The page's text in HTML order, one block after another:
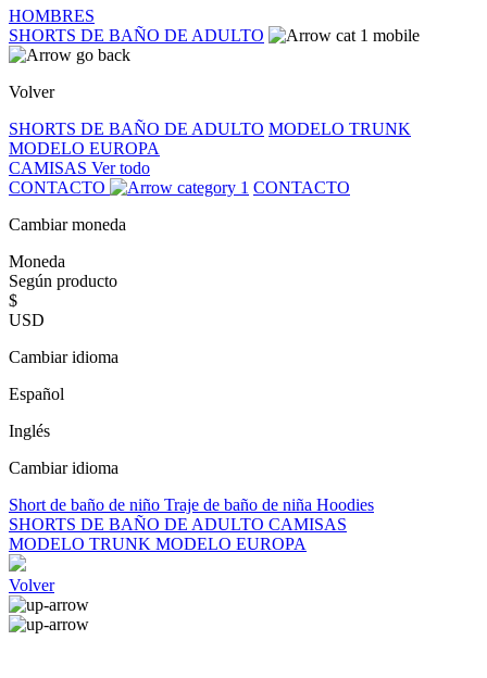
HOMBRES
SHORTS DE BAÑO DE ADULTO
Volver
SHORTS DE BAÑO DE ADULTO MODELO TRUNK
MODELO EUROPA
CAMISAS Ver todo
CONTACTO
CONTACTO
Cambiar moneda
Moneda
Según producto
$
USD
Cambiar idioma
Español
Inglés
Cambiar idioma
Short de baño de niño Traje de baño de niña Hoodies
SHORTS DE BAÑO DE ADULTO CAMISAS
MODELO TRUNK MODELO EUROPA
Volver